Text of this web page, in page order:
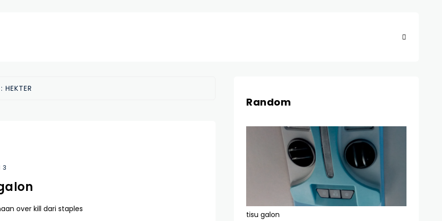
HEKTER
3
over kill dari staples
Random
tisu galon